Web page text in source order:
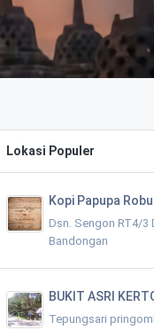
Lokasi Populer
Kopi Papupa
Dsn. Sengon RT4/3
Bandongan
BUKIT ASRI
Tepungsari